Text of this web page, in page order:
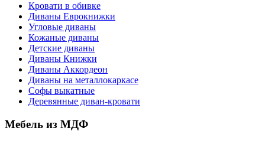
Кровати в обивке
Диваны Еврокнижки
Угловые диваны
Кожаные диваны
Детские диваны
Диваны Книжки
Диваны Аккордеон
Диваны на металлокаркасе
Софы выкатные
Деревянные диван-кровати
Мебель из МДФ